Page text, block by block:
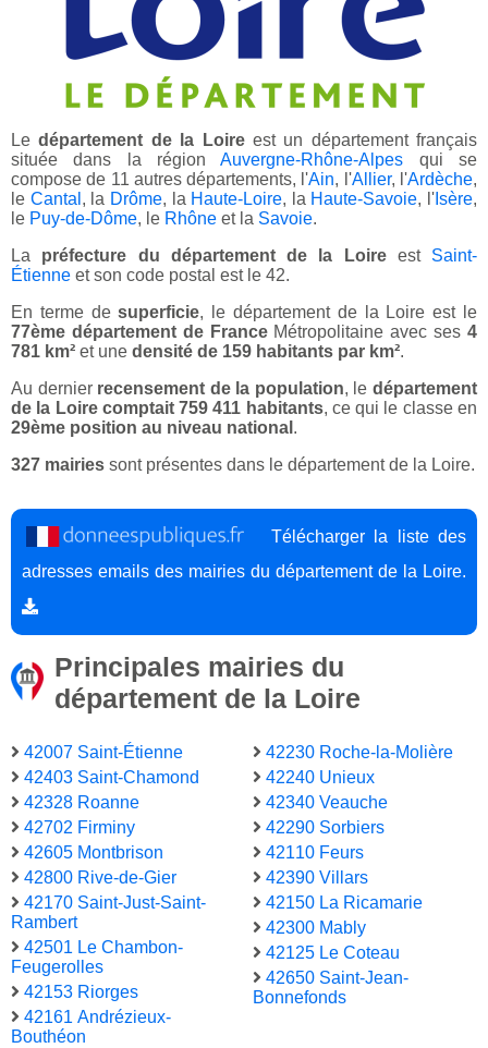
Ledépartement de la Loireest un département français
située dans la régionAuvergne-Rhône-Alpes qui se
compose de 11 autres départements, l'Ain, l'Allier, l'Ardèche,
le Cantal , la Drôme, la Haute-Loire, la Haute-Savoie, l' Isère,
le Puy-de-Dôme, le Rhône et la Savoie.
La préfecture du département de la Loireest Saint-
Étienne et son code postal est le 42.
En terme desuperficie, le département de la Loire est le
77ème département de FranceMétropolitaine avec ses4
781 km² et une densité de 159 habitants par km².
Au dernier recensement de la population, ledépartement
de la Loire comptait 759 411 habitants, ce qui le classe en
29ème position au niveau national .
327 mairies sont présentes dans le département de la Loire.
Télécharger la liste des
adresses emails des mairies du département de la Loire.
Principales mairies du
département de la Loire
42007 Saint-Étienne
42403 Saint-Chamond
42328 Roanne
42702 Firminy
42605 Montbrison
42800 Rive-de-Gier
42170 Saint-Just-Saint-
Rambert
42501 Le Chambon-
Feugerolles
42153 Riorges
42161 Andrézieux-
Bouthéon
42230 Roche-la-Molière
42240 Unieux
42340 Veauche
42290 Sorbiers
42110 Feurs
42390 Villars
42150 La Ricamarie
42300 Mably
42125 Le Coteau
42650 Saint-Jean-
Bonnefonds